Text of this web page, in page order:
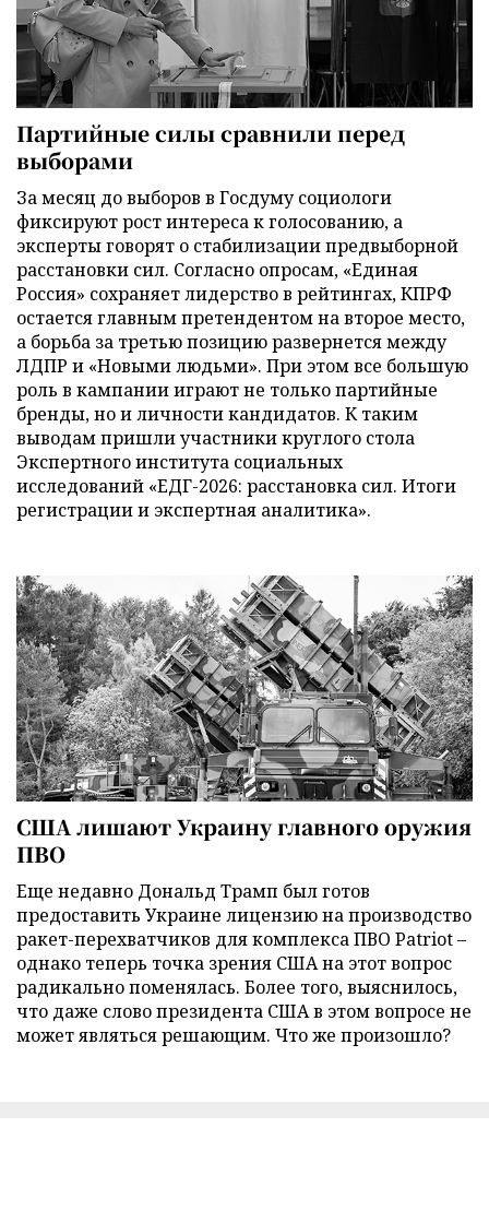
Партийные силы сравнили перед
выборами
За месяц до выборов в Госдуму социологи
фиксируют рост интереса к голосованию, а
эксперты говорят о стабилизации предвыборной
расстановки сил. Согласно опросам, «Единая
Россия» сохраняет лидерство в рейтингах, КПРФ
остается главным претендентом на второе место,
а борьба за третью позицию развернется между
ЛДПР и «Новыми людьми». При этом все большую
роль в кампании играют не только партийные
бренды, но и личности кандидатов. К таким
выводам пришли участники круглого стола
Экспертного института социальных
исследований «ЕДГ-2026: расстановка сил. Итоги
регистрации и экспертная аналитика».
США лишают Украину главного оружия
ПВО
Еще недавно Дональд Трамп был готов
предоставить Украине лицензию на производство
ракет-перехватчиков для комплекса ПВО Patriot –
однако теперь точка зрения США на этот вопрос
радикально поменялась. Более того, выяснилось,
что даже слово президента США в этом вопросе не
может являться решающим. Что же произошло?